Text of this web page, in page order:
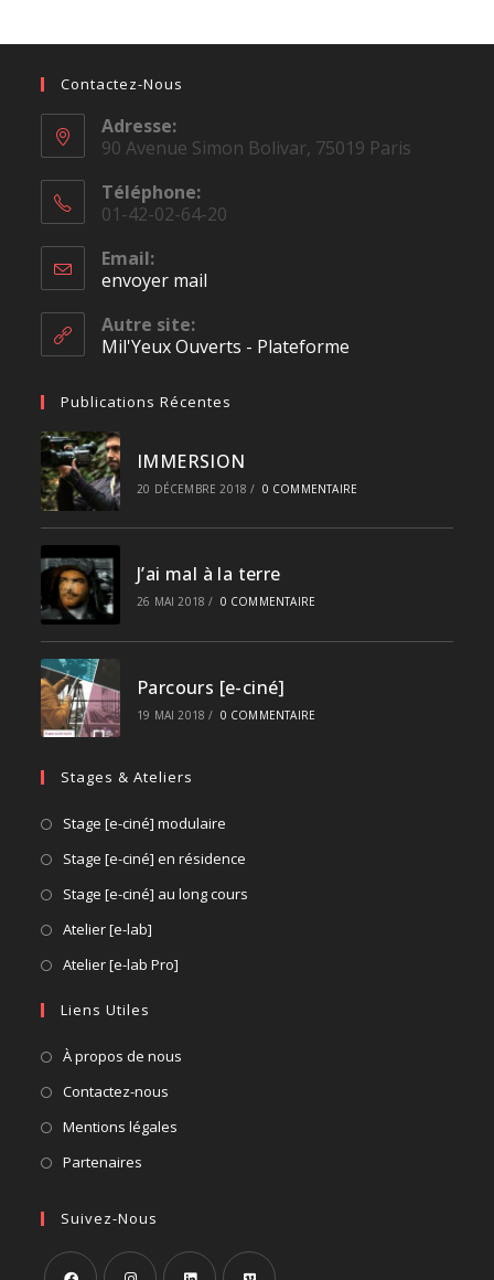
Contactez-Nous
Adresse:
90 Avenue Simon Bolivar, 75019 Paris
Téléphone:
01-42-02-64-20
Email:
envoyer mail
Autre site:
Mil'Yeux Ouverts - Plateforme
Publications Récentes
IMMERSION
20 DÉCEMBRE 2018 / 0 COMMENTAIRE
J’ai mal à la terre
26 MAI 2018 / 0 COMMENTAIRE
Parcours [e-ciné]
19 MAI 2018 / 0 COMMENTAIRE
Stages & Ateliers
Stage [e-ciné] modulaire
Stage [e-ciné] en résidence
Stage [e-ciné] au long cours
Atelier [e-lab]
Atelier [e-lab Pro]
Liens Utiles
À propos de nous
Contactez-nous
Mentions légales
Partenaires
Suivez-Nous